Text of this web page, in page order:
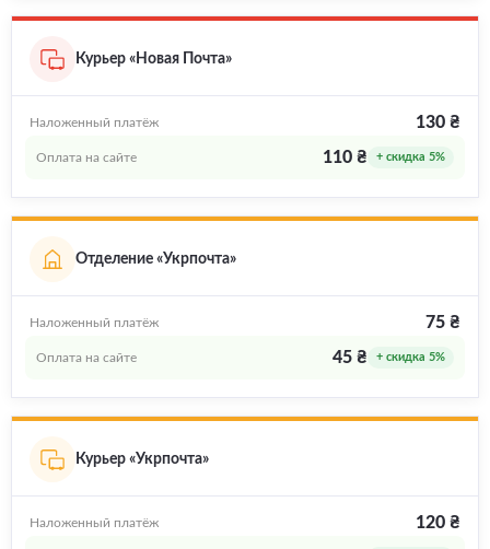
Курьер «Новая Почта»
Наложенный платёж 130 ₴
Оплата на сайте 110 ₴ + скидка 5%
Отделение «Укрпочта»
Наложенный платёж 75 ₴
Оплата на сайте 45 ₴ + скидка 5%
Курьер «Укрпочта»
Наложенный платёж 120 ₴